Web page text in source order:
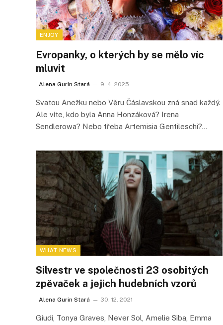
ENJOY
Evropanky, o kterých by se mělo víc
mluvit
Alena Gurin Stará 9. 4. 2025
Svatou Anežku nebo Věru Čáslavskou zná snad každý.
Ale víte, kdo byla Anna Honzáková? Irena
Sendlerowa? Nebo třeba Artemisia Gentileschi?…
WHAT NEWS
Silvestr ve společnosti 23 osobitých
zpěvaček a jejich hudebních vzorů
Alena Gurin Stará 30. 12. 2021
Giudi, Tonya Graves, Never Sol, Amelie Siba, Emma